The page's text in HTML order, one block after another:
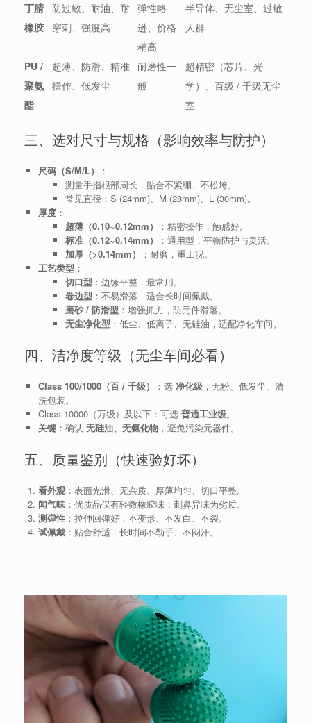
丁腈
橡胶
防过敏、耐油、耐
穿刺、强度高
弹性略
逊、价格
稍高
半导体、无尘室、过敏
人群
PU /
聚氨
酯
超薄、防滑、精准
操作、低发尘
耐磨性一
般
超精密（芯片、光
学）、百级 / 千级无尘
室
三、选对尺寸与规格（影响效率与防护）
尺码（S/M/L）
：
测量手指根部周长，贴合不紧绷、不松垮。
常见直径：S (24mm)、M (28mm)、L (30mm)。
厚度：
超薄（0.10~0.12mm）
：精密操作，触感好。
标准（0.12~0.14mm）
：通用型，平衡防护与灵活。
加厚（>0.14mm）
：耐磨，重工况。
工艺类型 ：
切口型 ：边缘平整，最常用。
卷边型 ：不易滑落，适合长时间佩戴。
磨砂 / 防滑型 ：增强抓力，防元件滑落。
无尘净化型 ：低尘、低离子、无硅油，适配净化车间。
四、洁净度等级（无尘车间必看）
Class 100/1000（百 / 千级） ：选 净化级，无粉、低发尘、清
洗包装。
Class 10000（万级）及以下：可选 普通工业级。
关键：确认 无硅油、无氨化物，避免污染元器件。
五、质量鉴别（快速验好坏）
看外观：表面光滑、无杂质、厚薄均匀、切口平整。
闻气味：优质品仅有轻微橡胶味；刺鼻异味为劣质。
测弹性：拉伸回弹好，不变形、不发白、不裂。
试佩戴：贴合舒适，长时间不勒手、不闷汗。